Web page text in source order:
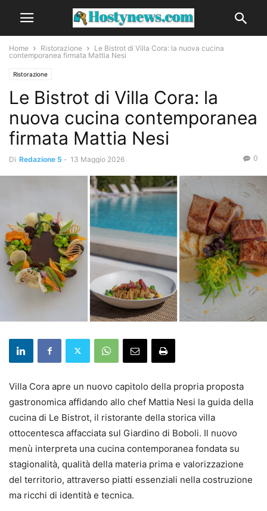
Home Ristorazione
Le Bistrot di Villa Cora: la nuova cucina
contemporanea firmata Mattia Nesi
Ristorazione
Le Bistrot di Villa Cora: la
nuova cucina contemporanea
firmata Mattia Nesi
Di Redazione 5 - 13 Maggio 2026 0
Villa Cora apre un nuovo capitolo della propria proposta
gastronomica affidando allo chef Mattia Nesi la guida della
cucina di Le Bistrot, il ristorante della storica villa
ottocentesca affacciata sul Giardino di Boboli. Il nuovo
menù interpreta una cucina contemporanea fondata su
stagionalità, qualità della materia prima e valorizzazione
del territorio, attraverso piatti essenziali nella costruzione
ma ricchi di identità e tecnica.